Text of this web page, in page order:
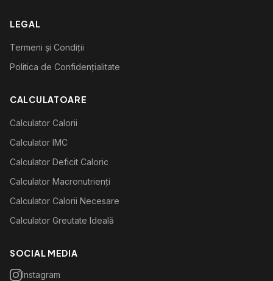
LEGAL
Termeni și Condiții
Politica de Confidențialitate
CALCULATOARE
Calculator Calorii
Calculator IMC
Calculator Deficit Caloric
Calculator Macronutrienți
Calculator Calorii Necesare
Calculator Greutate Ideală
SOCIAL MEDIA
Instagram